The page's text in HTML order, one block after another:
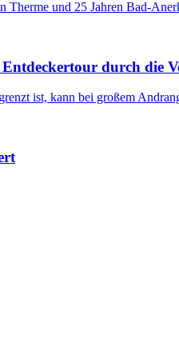
Therme und 25 Jahren Bad-
durch die
ist, kann bei großem